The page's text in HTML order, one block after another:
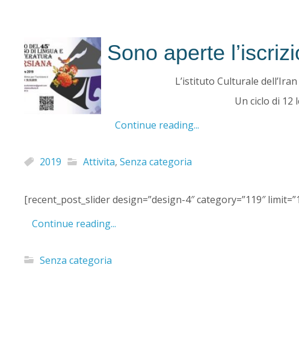
Sono aperte
L’istituto Culturale
Un ciclo di 12
Continue reading...
2019 Attivita, Senza categoria
[recent_post_slider design=”design-4″ category=”119″
Continue reading...
Senza categoria